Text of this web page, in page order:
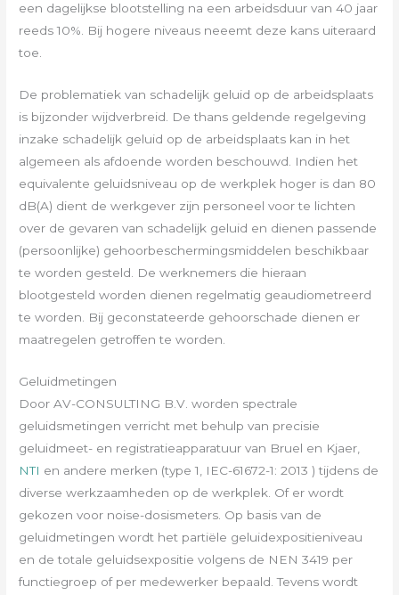
een dagelijkse blootstelling na een arbeidsduur van 40 jaar
reeds 10%. Bij hogere niveaus neeemt deze kans uiteraard
toe.
De problematiek van schadelijk geluid op de arbeidsplaats
is bijzonder wijdverbreid. De thans geldende regelgeving
inzake schadelijk geluid op de arbeidsplaats kan in het
algemeen als afdoende worden beschouwd. Indien het
equivalente geluidsniveau op de werkplek hoger is dan 80
dB(A) dient de werkgever zijn personeel voor te lichten
over de gevaren van schadelijk geluid en dienen passende
(persoonlijke) gehoorbeschermingsmiddelen beschikbaar
te worden gesteld. De werknemers die hieraan
blootgesteld worden dienen regelmatig geaudiometreerd
te worden. Bij geconstateerde gehoorschade dienen er
maatregelen getroffen te worden.
Geluidmetingen
Door AV-CONSULTING B.V. worden spectrale
geluidsmetingen verricht met behulp van precisie
geluidmeet- en registratieapparatuur van Bruel en Kjaer,
NTI en andere merken (type 1, IEC-61672-1: 2013 ) tijdens de
diverse werkzaamheden op de werkplek. Of er wordt
gekozen voor noise-dosismeters. Op basis van de
geluidmetingen wordt het partiële geluidexpositieniveau
en de totale geluidsexpositie volgens de NEN 3419 per
functiegroep of per medewerker bepaald. Tevens wordt